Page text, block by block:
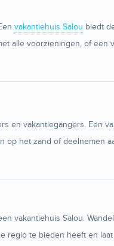
vakantiehuis Salou biedt
alle voorzieningen, of een
en vakantiegangers. Een
het zand of deelnemen
vakantiehuis Salou.
regio te bieden heeft en